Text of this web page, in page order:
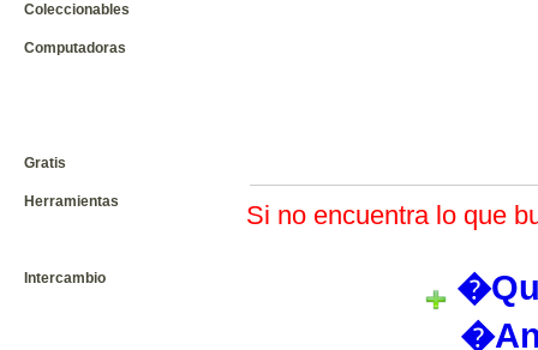
Coleccionables
Computadoras
Gratis
Herramientas
Intercambio
Si no encuentra lo que